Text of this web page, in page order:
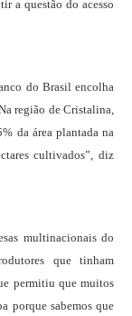
a questão do acesso
do Brasil encolha
região de Cristalina,
da área plantada na
cultivados”, diz
multinacionais do
que tinham
permitiu que muitos
porque sabemos que